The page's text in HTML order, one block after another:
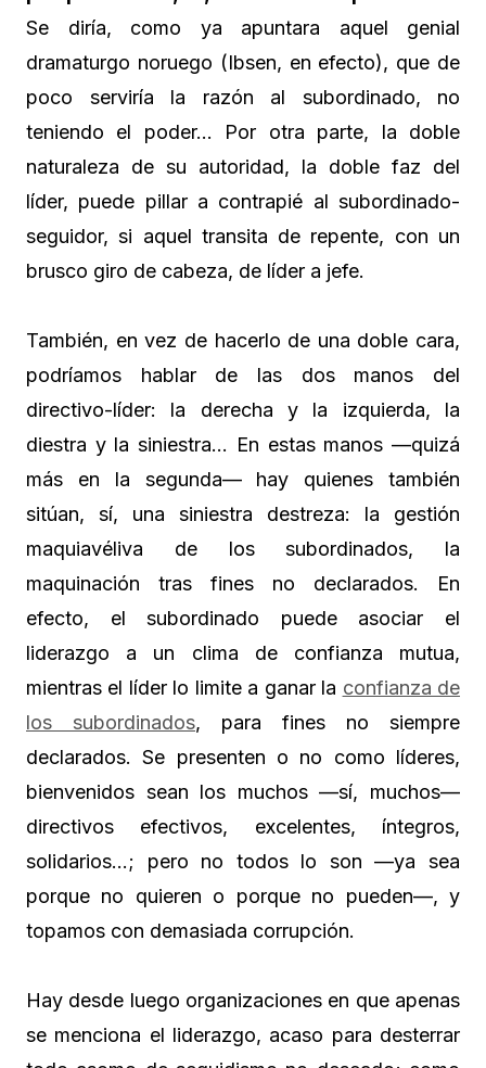
Se diría, como ya apuntara aquel genial
dramaturgo noruego (Ibsen, en efecto), que de
poco serviría la razón al subordinado, no
teniendo el poder… Por otra parte, la doble
naturaleza de su autoridad, la doble faz del
líder, puede pillar a contrapié al subordinado-
seguidor, si aquel transita de repente, con un
brusco giro de cabeza, de líder a jefe.
También, en vez de hacerlo de una doble cara,
podríamos hablar de las dos manos del
directivo-líder: la derecha y la izquierda, la
diestra y la siniestra… En estas manos —quizá
más en la segunda— hay quienes también
sitúan, sí, una siniestra destreza: la gestión
maquiavéliva de los subordinados, la
maquinación tras fines no declarados. En
efecto, el subordinado puede asociar el
liderazgo a un clima de confianza mutua,
mientras el líder lo limite a ganar la confianza de
los subordinados, para fines no siempre
declarados. Se presenten o no como líderes,
bienvenidos sean los muchos —sí, muchos—
directivos efectivos, excelentes, íntegros,
solidarios…; pero no todos lo son —ya sea
porque no quieren o porque no pueden—, y
topamos con demasiada corrupción.
Hay desde luego organizaciones en que apenas
se menciona el liderazgo, acaso para desterrar